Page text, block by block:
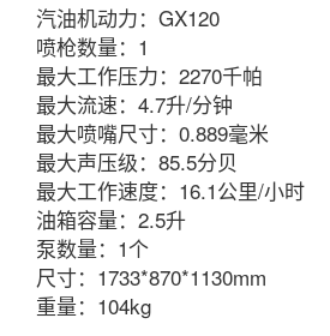
汽油机动力：GX120
喷枪数量：1
最大工作压力：2270千帕
最大流速：4.7升/分钟
最大喷嘴尺寸：0.889毫米
最大声压级：85.5分贝
最大工作速度：16.1公里/小时
油箱容量：2.5升
泵数量：1个
尺寸：1733*870*1130mm
重量：104kg